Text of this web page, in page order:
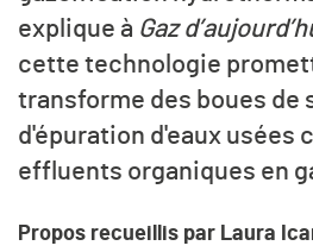
explique à Gaz
cette technologie
transforme des boues de
d'épuration d'eaux usées
effluents organiques en
Propos recueillis par Laura